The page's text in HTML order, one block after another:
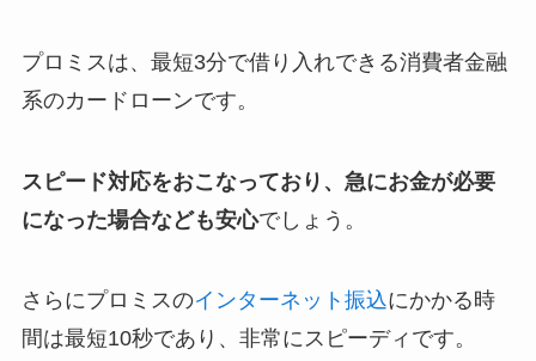
プロミスは、最短3分で借り入れできる消費者金融
系のカードローンです。
スピード対応をおこなっており、急にお金が必要
になった場合なども安心でしょう。
さらにプロミスのインターネット振込にかかる時
間は最短10秒であり、非常にスピーディです。